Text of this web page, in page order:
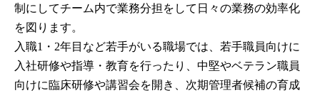
制にしてチーム内で業務分担をして日々の業務の効率化
を図ります。
入職1・2年目など若手がいる職場では、若手職員向けに
入社研修や指導・教育を行ったり、中堅やベテラン職員
向けに臨床研修や講習会を開き、次期管理者候補の育成